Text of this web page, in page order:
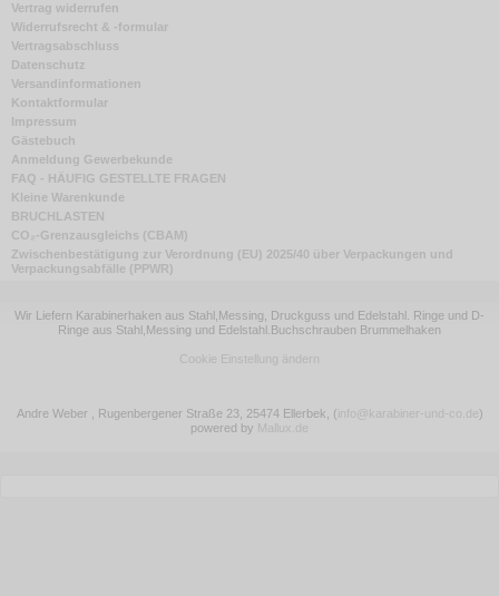
Vertrag widerrufen
Widerrufsrecht & -formular
Vertragsabschluss
Datenschutz
Versandinformationen
Kontaktformular
Impressum
Gästebuch
Anmeldung Gewerbekunde
FAQ - HÄUFIG GESTELLTE FRAGEN
Kleine Warenkunde
BRUCHLASTEN
CO₂-Grenzausgleichs (CBAM)
Zwischenbestätigung zur Verordnung (EU) 2025/40 über Verpackungen und
Verpackungsabfälle (PPWR)
Wir Liefern Karabinerhaken aus Stahl,Messing, Druckguss und Edelstahl. Ringe und D-
Ringe aus Stahl,Messing und Edelstahl.Buchschrauben Brummelhaken
Cookie Einstellung ändern
Andre Weber , Rugenbergener Straße 23, 25474 Ellerbek, ( info@karabiner-und-co.de )
powered by Mallux.de